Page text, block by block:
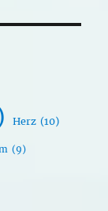
Herz (10)
(9)